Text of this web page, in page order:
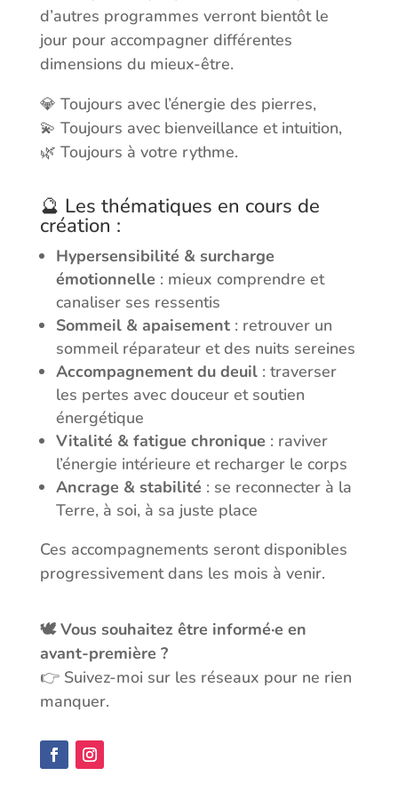
d’autres programmes verront bientôt le
jour pour accompagner différentes
dimensions du mieux-être.
💎 Toujours avec l’énergie des pierres,
💫 Toujours avec bienveillance et intuition,
🌿 Toujours à votre rythme.
🔮 Les thématiques en cours de
création :
Hypersensibilité & surcharge
émotionnelle : mieux comprendre et
canaliser ses ressentis
Sommeil & apaisement: retrouver un
sommeil réparateur et des nuits sereines
Accompagnement du deuil: traverser
les pertes avec douceur et soutien
énergétique
Vitalité & fatigue chronique : raviver
l’énergie intérieure et recharger le corps
Ancrage & stabilité : se reconnecter à la
Terre, à soi, à sa juste place
Ces accompagnements seront disponibles
progressivement dans les mois à venir.
🕊️ Vous souhaitez être informé·e en
avant-première ?
👉 Suivez-moi sur les réseaux pour ne rien
manquer.